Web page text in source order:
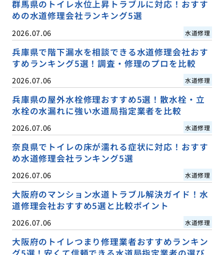
群馬県のトイレ水位上昇トラブルに対応！おすす
めの水道修理会社ランキング5選
2026.07.06 水道修理
兵庫県で階下漏水を相談できる水道修理会社おす
すめランキング5選！調査・修理のプロを比較
2026.07.06 水道修理
兵庫県の屋外水栓修理おすすめ5選！散水栓・立
水栓の水漏れに強い水道局指定業者を比較
2026.07.06 水道修理
奈良県でトイレの床が濡れる症状に対応！おすす
め水道修理会社ランキング5選
2026.07.06 水道修理
大阪府のマンション水道トラブル解決ガイド！水
道修理会社おすすめ5選と比較ポイント
2026.07.06 水道修理
大阪府のトイレつまり修理業者おすすめランキン